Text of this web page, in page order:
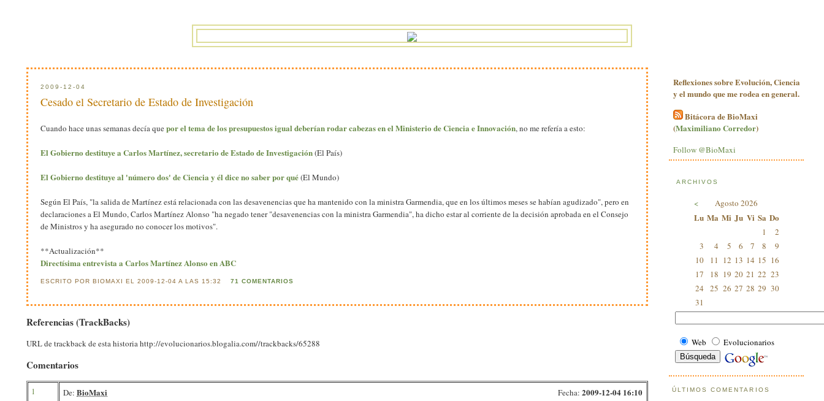
2009-12-04
Cesado el Secretario de Estado de Investigación
Cuando hace unas semanas decía quepor el tema de los presupuestos igual deberían rodar cabezas en el Ministerio de Ciencia e Innovación, no me refería a esto:
El Gobierno destituye a Carlos Martínez, secretario de Estado de Investigación(El País)
El Gobierno destituye al 'número dos' de Ciencia y él dice no saber por qué(El Mundo)
Según El País, "la salida de Martínez está relacionada con las desavenencias que ha mantenido con la ministra Garmendia, que en los últimos meses se habían agudizado", pero en
declaraciones a El Mundo, Carlos Martínez Alonso "ha negado tener "desavenencias con la ministra Garmendia", ha dicho estar al corriente de la decisión aprobada en el Consejo
de Ministros y ha asegurado no conocer los motivos".
**Actualización**
Directísima entrevista a Carlos Martínez Alonso en ABC
ESCRITO POR BIOMAXI EL 2009-12-04 A LAS 15:32 71 COMENTARIOS
Referencias (TrackBacks)
URL de trackback de esta historia http://evolucionarios.blogalia.com//trackbacks/65288
Comentarios
1 De: BioMaxi Fecha: 2009-12-04 16:10
Reflexiones sobre Evolución, Ciencia
y el mundo que me rodea en general.
Bitácora de BioMaxi
(Maximiliano Corredor)
Follow @BioMaxi
ARCHIVOS
< Agosto 2026
Lu Ma Mi Ju Vi Sa Do
1
2
3
4 5 6 7 8
9
10
11 12 13 14 15 16
17
18 19 20 21 22 23
24
25 26 27 28 29 30
31
Web Evolucionarios
ÚLTIMOS COMENTARIOS